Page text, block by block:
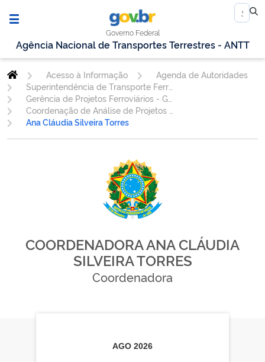
Governo Federal
Agência Nacional de Transportes Terrestres - ANTT
Acesso à Informação
Agenda de Autoridades
Superintendência de Transporte Ferroviário
Gerência de Projetos Ferroviários - GEPEF
Ana Cláudia Silveira Torres
COORDENADORA ANA CLÁUDIA
SILVEIRA TORRES
Coordenadora
AGO 2026